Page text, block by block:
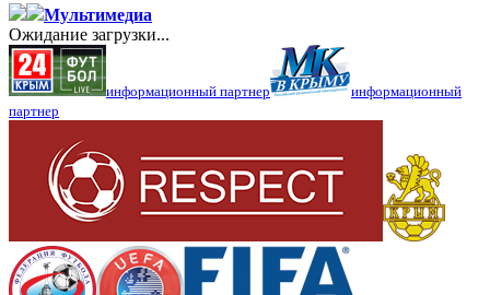
Мультимедиа
Ожидание загрузки...
информационный партнер
информационный
партнер